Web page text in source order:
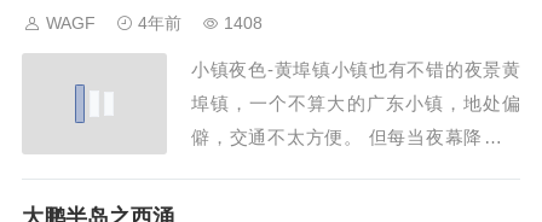
麻烦，建议大家先把车停在有水泥的路段
(20元不限...
WAGF 4年前 1408
小镇夜色-黄埠镇小镇也有不错的夜景黄
埠镇，一个不算大的广东小镇，地处偏
僻，交通不太方便。 但每当夜幕降临，
大鹏半岛之西涌